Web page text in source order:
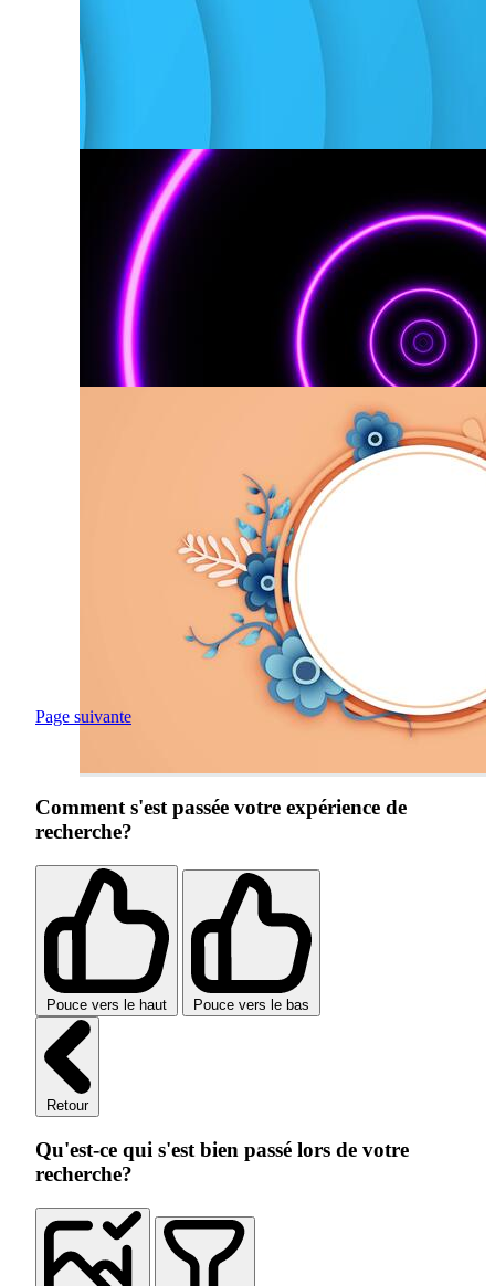
Page suivante
Comment s'est passée votre expérience de
recherche?
Pouce vers le haut Pouce vers le bas
Retour
Qu'est-ce qui s'est bien passé lors de votre
recherche?